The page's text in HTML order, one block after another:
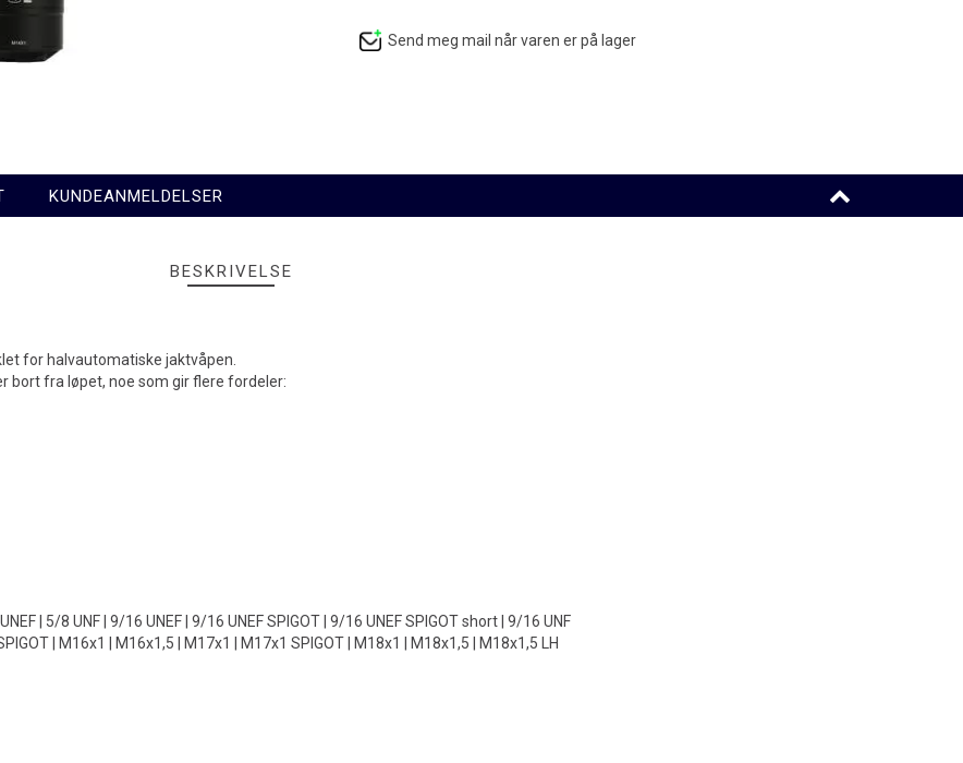
Send meg mail når varen er på lager
KUNDEANMELDELSER
BESKRIVELSE
for halvautomatiske jaktvåpen.
bort fra løpet, noe som gir flere fordeler:
| 5/8 UNF | 9/16 UNEF | 9/16 UNEF SPIGOT | 9/16 UNEF SPIGOT short | 9/16 UNF
| M16x1 | M16x1,5 | M17x1 | M17x1 SPIGOT | M18x1 | M18x1,5 | M18x1,5 LH